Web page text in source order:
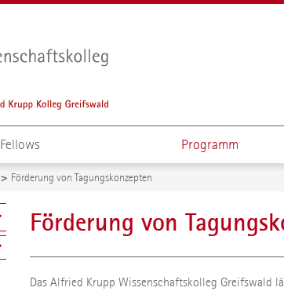
Fellows Programm
Förderung von Tagungskonzepten
Förderung von
Das Alfried Krupp Wissenschaftskolleg Greifswald